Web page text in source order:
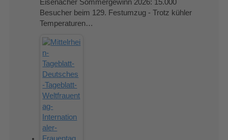
Eisenacher Sommergewinn 2026: 15.000
Besucher beim 129. Festumzug - Trotz kühler
Temperaturen…